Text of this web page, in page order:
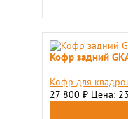
Кофр задний
Кофр для
27 800 ₽ Цена: